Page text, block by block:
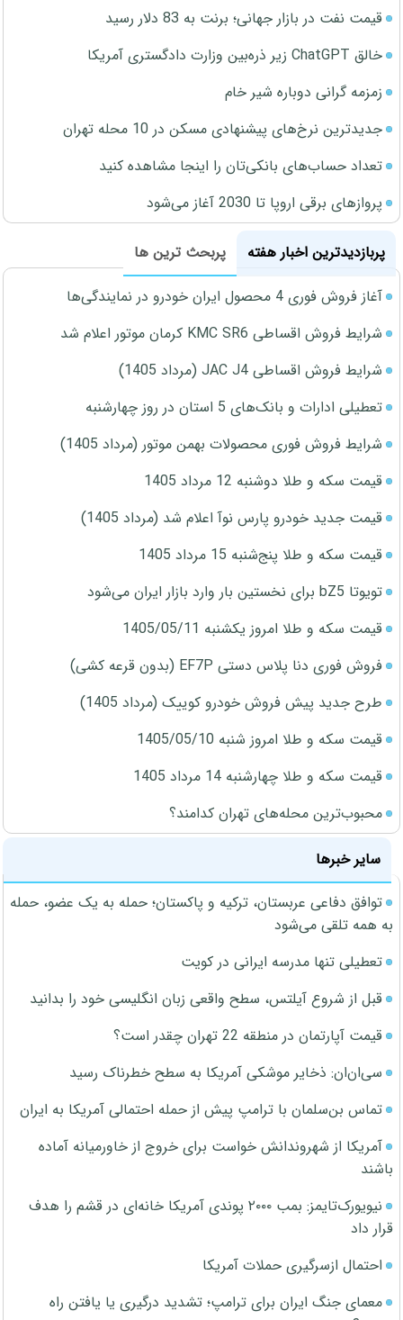
قیمت نفت در بازار جهانی؛ برنت به 83 دلار رسید
خالق ChatGPT زیر ذره‌بین وزارت دادگستری آمریکا
زمزمه گرانی دوباره شیر خام
جدیدترین نرخ‌های پیشنهادی مسکن در 10 محله تهران
تعداد حساب‌های بانکی‌تان را اینجا مشاهده کنید
پروازهای برقی اروپا تا 2030 آغاز می‌شود
پربازدیدترین اخبار هفته
پربحث ترین ها
آغاز فروش فوری 4 محصول ایران خودرو در نمایندگی‌ها
شرایط فروش اقساطی KMC SR6 کرمان موتور اعلام شد
شرایط فروش اقساطی JAC J4 (مرداد 1405)
تعطیلی ادارات و بانک‌های 5 استان در روز چهارشنبه
شرایط فروش فوری محصولات بهمن موتور (مرداد 1405)
قیمت سکه و طلا دوشنبه 12 مرداد 1405
قیمت جدید خودرو پارس نوآ اعلام شد (مرداد 1405)
قیمت سکه و طلا پنج‌شنبه 15 مرداد 1405
تویوتا bZ5 برای نخستین بار وارد بازار ایران می‌شود
قیمت سکه و طلا امروز یکشنبه 1405/05/11
فروش فوری دنا پلاس دستی EF7P (بدون قرعه کشی)
طرح جدید پیش فروش خودرو کوییک (مرداد 1405)
قیمت سکه و طلا امروز شنبه 1405/05/10
قیمت سکه و طلا چهارشنبه 14 مرداد 1405
محبوب‌ترین محله‌های تهران کدامند؟
سایر خبرها
توافق دفاعی عربستان، ترکیه و پاکستان؛ حمله به یک عضو، حمله
به همه تلقی می‌شود
تعطیلی تنها مدرسه ایرانی در کویت
قبل از شروع آیلتس، سطح واقعی زبان انگلیسی خود را بدانید
قیمت آپارتمان در منطقه 22 تهران چقدر است؟
سی‌ان‌ان: ذخایر موشکی آمریکا به سطح خطرناک رسید
تماس بن‌سلمان با ترامپ پیش از حمله احتمالی آمریکا به ایران
آمریکا از شهروندانش خواست برای خروج از خاورمیانه آماده
باشند
نیویورک‌تایمز: بمب ۲۰۰۰ پوندی آمریکا خانه‌ای در قشم را هدف
قرار داد
احتمال ازسرگیری حملات آمریکا
معمای جنگ ایران برای ترامپ؛ تشدید درگیری یا یافتن راه